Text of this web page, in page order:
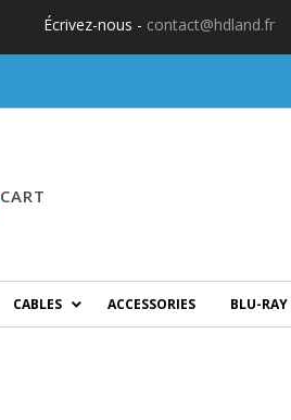
Écrivez-nous - contact@hdland.fr
CART
CABLES ACCESSORIES BLU-RAY